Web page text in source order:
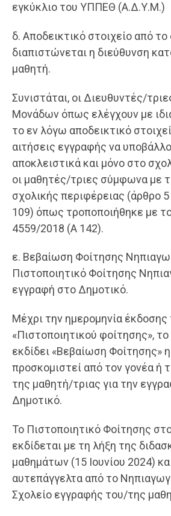
εγκύκλιο του ΥΠΠΕΘ (Α.Δ.Υ.Μ.)
δ. Αποδεικτικό στοιχείο από το
διαπιστώνεται η διεύθυνση
μαθητή.
Συνιστάται, οι Διευθυντές/
Μονάδων όπως ελέγχουν με
το εν λόγω αποδεικτικό
αιτήσεις εγγραφής να
αποκλειστικά και μόνο στο
οι μαθητές/τριες σύμφωνα με
σχολικής περιφέρειας (άρθρο
109) όπως τροποποιήθηκε με
4559/2018 (Α 142).
ε. Βεβαίωση Φοίτησης
Πιστοποιητικό Φοίτησης
εγγραφή στο Δημοτικό.
Μέχρι την ημερομηνία έκδοσης
«Πιστοποιητικού φοίτησης»,
εκδίδει «Βεβαίωση Φοίτησης»
προσκομιστεί από τον γονέα ή
της μαθητή/τριας για την
Δημοτικό.
Το Πιστοποιητικό Φοίτησης
εκδίδεται με τη λήξη της
μαθημάτων (15 Ιουνίου 2024)
αυτεπάγγελτα από το
Σχολείο εγγραφής του/της